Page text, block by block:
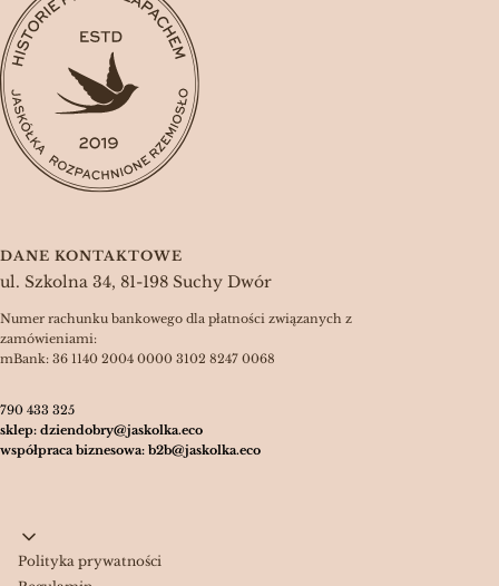
DANE KONTAKTOWE
ul. Szkolna 34, 81-198 Suchy Dwór
Numer rachunku bankowego dla płatności związanych z
zamówieniami:
mBank: 36 1140 2004 0000 3102 8247 0068
790 433 325
sklep: dziendobry@jaskolka.eco
współpraca biznesowa: b2b@jaskolka.eco
Linki w stopce
Polityka prywatności